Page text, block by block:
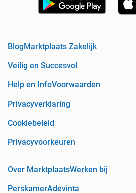
BlogMarktplaats Zakelijk
Veilig en Succesvol
Help en InfoVoorwaarden
Privacyverklaring
Cookiebeleid
Privacyvoorkeuren
Over MarktplaatsWerken bij
PerskamerAdevinta